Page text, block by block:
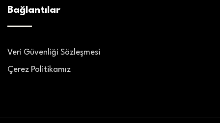
Bağlantılar
Veri Güvenliği Sözleşmesi
Çerez Politikamız